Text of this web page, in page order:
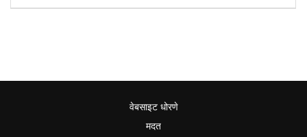
वेबसाइट धोरणे
मदत